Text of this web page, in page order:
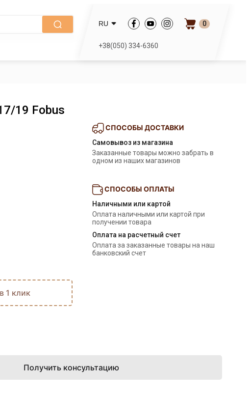
RU 0
+38(050) 334-6360
19 Fobus
в 1 клик
СПОСОБЫ ДОСТАВКИ
Самовывоз из магазина
Заказанные товары можно забрать в
одном из наших магазинов
СПОСОБЫ ОПЛАТЫ
Наличными или картой
Оплата наличными или картой при
получении товара
Оплата на расчетный счет
Оплата за заказанные товары на наш
банковский счет
Получить консультацию